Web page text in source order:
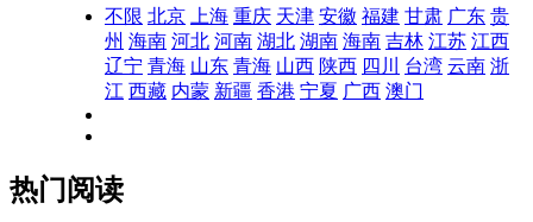
不限 北京 上海 重庆 天津 安徽 福建 甘肃 广东 贵
州 海南 河北 河南 湖北 湖南 海南 吉林 江苏 江西
辽宁 青海 山东 青海 山西 陕西 四川 台湾 云南 浙
江 西藏 内蒙 新疆 香港 宁夏 广西 澳门
热门阅读